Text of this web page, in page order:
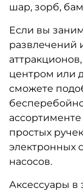
шар, зорб,
Если вы
развлечений
центром или
сможете
ассортименте
простых
электронных
насосов.
Аксессуары в